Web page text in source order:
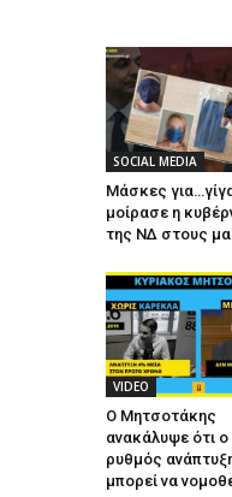
SOCIAL MEDIA
Μάσκες
μοίρασε η
της ΝΔ στους
VIDEO
Ο Μητσοτάκης
ανακάλυψε ότι ο
ρυθμός
μπορεί να